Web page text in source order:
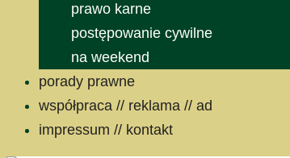
prawo karne
postępowanie cywilne
na weekend
porady prawne
współpraca // reklama // ad
impressum // kontakt